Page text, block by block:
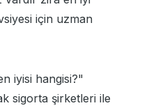
için uzman
iyisi hangisi?"
sigorta şirketleri ile